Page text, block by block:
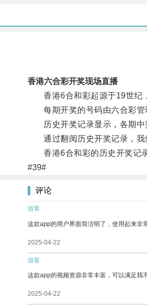
香港六合彩开奖现场直播
香港6合和彩起源于19世纪，
每期开奖的号码由六合彩管
历史开奖记录显示，各期中
通过翻阅历史开奖记录，我
香港6合和彩的历史开奖记录
#39#
评论
游客
这款app的用户界面简洁明了，使用起来非
2025-04-22
游客
这款app的视频资源非常丰富，可以满足我
2025-04-22